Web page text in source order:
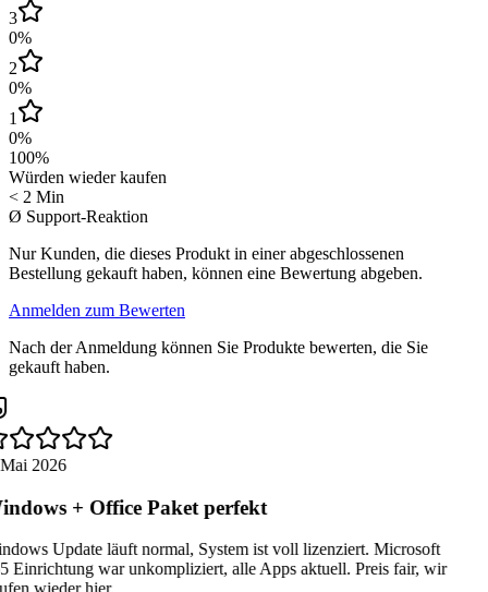
3
0%
2
0%
1
0%
100%
Würden wieder kaufen
< 2 Min
Ø Support-Reaktion
Nur Kunden, die dieses Produkt in einer abgeschlossenen
Bestellung gekauft haben, können eine Bewertung abgeben.
Anmelden zum Bewerten
Nach der Anmeldung können Sie Produkte bewerten, die Sie
gekauft haben.
2026
+ Office Paket perfekt
Update läuft normal, System ist voll lizenziert. Microsoft
Einrichtung war unkompliziert, alle Apps aktuell. Preis fair, wir